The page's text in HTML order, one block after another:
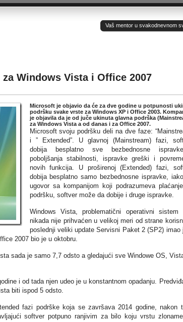
Vaš mentor u svakodnevnom
Windows Vista i Office 2007
Microsoft je objavio da će za dve godine u potpunosti
podršku svake vrste za Windows XP i Office 2003.
je objavila da je od juče ukinuta glavna podrška
za Windows Vista a od danas i za Office 2007.
Microsoft svoju podršku deli na dve faze:
i ” Extended”. U glavnoj (Mainstream) fazi,
dobija besplatno sve bezbednosne
poboljšanja stabilnosti, ispravke greški i
novih funkcija. U proširenoj (Extended) fazi,
dobija besplatno samo bezbednosne ispravke,
ugovor sa kompanijom koji podrazumeva
podršku, softver može da dobije i druge ispravke.
Windows Vista, problematični operativni sistem
nikada nije prihvaćen u velikoj meri od strane
poslednji veliki update Servisni Paket 2 (SP2) imao
2007 bio je u oktobru.
sada je samo 7,7 odsto a gledajući sve Windowe OS,
i od tada njen udeo je u konstantnom opadanju.
biti ispod 5 odsto.
fazi podrške koja se završava 2014 godine, nakon
softver potpuno ranjivim za bilo koju vrstu